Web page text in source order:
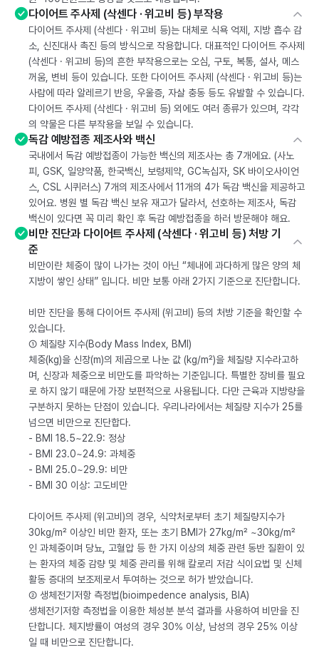
다이어트 주사제 (삭센다 · 위고비 등) 부작용
다이어트 주사제 (삭센다 · 위고비 등)는 대체로 식욕 억제, 지방 흡수 감
소, 신진대사 촉진 등의 방식으로 작용합니다. 대표적인 다이어트 주사제
(삭센다 · 위고비 등)의 흔한 부작용으로는 오심, 구토, 복통, 설사, 메스
꺼움, 변비 등이 있습니다. 또한 다이어트 주사제 (삭센다 · 위고비 등)는
사람에 따라 알레르기 반응, 우울증, 자살 충동 등도 유발할 수 있습니다.
다이어트 주사제 (삭센다 · 위고비 등) 외에도 여러 종류가 있으며, 각각
의 약물은 다른 부작용을 보일 수 있습니다.
독감 예방접종 제조사와 백신
국내에서 독감 예방접종이 가능한 백신의 제조사는 총 7개에요. (사노
피, GSK, 일양약품, 한국백신, 보령제약, GC녹십자, SK 바이오사이언
스, CSL 시퀴러스) 7개의 제조사에서 11개의 4가 독감 백신을 제공하고
있어요. 병원 별 독감 백신 보유 재고가 달라서, 선호하는 제조사, 독감
백신이 있다면 꼭 미리 확인 후 독감 예방접종을 하러 방문해야 해요.
비만 진단과 다이어트 주사제 (삭센다 · 위고비 등) 처방 기
준
비만이란 체중이 많이 나가는 것이 아닌 “체내에 과다하게 많은 양의 체
지방이 쌓인 상태” 입니다. 비만 보통 아래 2가지 기준으로 진단합니다.
비만 진단을 통해 다이어트 주사제 (위고비) 등의 처방 기준을 확인할 수
있습니다.
① 체질량 지수(Body Mass Index, BMI)
체중(kg)을 신장(m)의 제곱으로 나눈 값 (kg/m²)을 체질량 지수라고하
며, 신장과 체중으로 비만도를 파악하는 기준입니다. 특별한 장비를 필요
로 하지 않기 때문에 가장 보편적으로 사용됩니다. 다만 근육과 지방량을
구분하지 못하는 단점이 있습니다. 우리나라에서는 체질량 지수가 25를
넘으면 비만으로 진단합다.
- BMI 18.5~22.9: 정상
- BMI 23.0~24.9: 과체중
- BMI 25.0~29.9: 비만
- BMI 30 이상: 고도비만
다이어트 주사제 (위고비)의 경우, 식약처로부터 초기 체질량지수가
30kg/m² 이상인 비만 환자, 또는 초기 BMI가 27kg/m² ~30kg/m²
인 과체중이며 당뇨, 고혈압 등 한 가지 이상의 체중 관련 동반 질환이 있
는 환자의 체중 감량 및 체중 관리를 위해 칼로리 저감 식이요법 및 신체
활동 증대의 보조제로서 투여하는 것으로 허가 받았습니다.
② 생체전기저항 측정법(bioimpedence analysis, BIA)
생체전기저항 측정법을 이용한 체성분 분석 결과를 사용하여 비만을 진
단합니다. 체지방률이 여성의 경우 30% 이상, 남성의 경우 25% 이상
일 때 비만으로 진단합니다.